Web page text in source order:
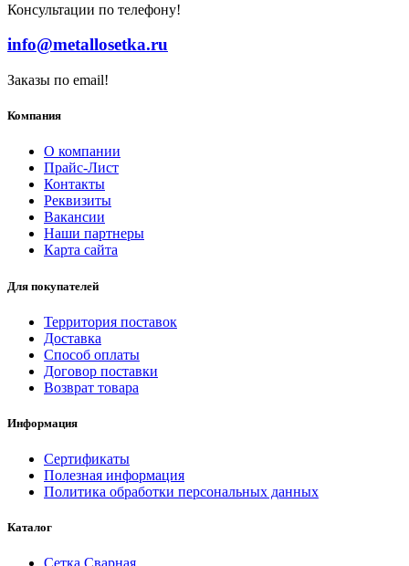
Консультации по телефону!
info@metallosetka.ru
Заказы по email!
Компания
О компании
Прайс-Лист
Контакты
Реквизиты
Вакансии
Наши партнеры
Карта сайта
Для покупателей
Территория поставок
Доставка
Способ оплаты
Договор поставки
Возврат товара
Информация
Сертификаты
Полезная информация
Политика обработки персональных данных
Каталог